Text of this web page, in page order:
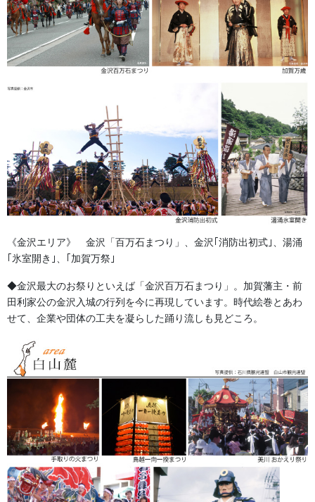
す。お客様のイメージに合った最適なレイアウト案をご提案させ
ていただきます。
お祭り前掛け（けんたい）のサイズはこちら
step4
最終的なデザインをご確認いただいた後、刺繍工房にて技術的な
可否を確認いたします。その結果をもとに、お客様と最終的な調
整を行ってまいります。
《金沢エリア》 金沢「百万石まつり」、金沢｢消防出初式｣、湯涌
｢氷室開き｣、｢加賀万祭｣
◆金沢最大のお祭りといえば「金沢百万石まつり」。加賀藩主・前
田利家公の金沢入城の行列を今に再現しています。時代絵巻とあわ
せて、企業や団体の工夫を凝らした踊り流しも見どころ。